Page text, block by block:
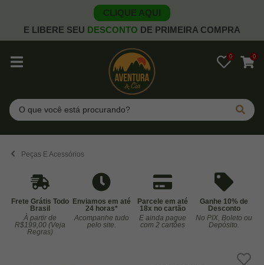
CLIQUE AQUI
E LIBERE SEU DESCONTO DE PRIMEIRA COMPRA
0 0
Pesquisar
Peças E Acessórios
Frete Grátis Todo
Brasil
À partir de
R$199,00 (Veja
Regras)
Enviamos em até
24 horas*
Acompanhe tudo
pelo site.
Parcele em até
18x no cartão
E ainda pague
com 2 cartões
Ganhe 10% de
Desconto
No PIX, Boleto ou
Depósito.